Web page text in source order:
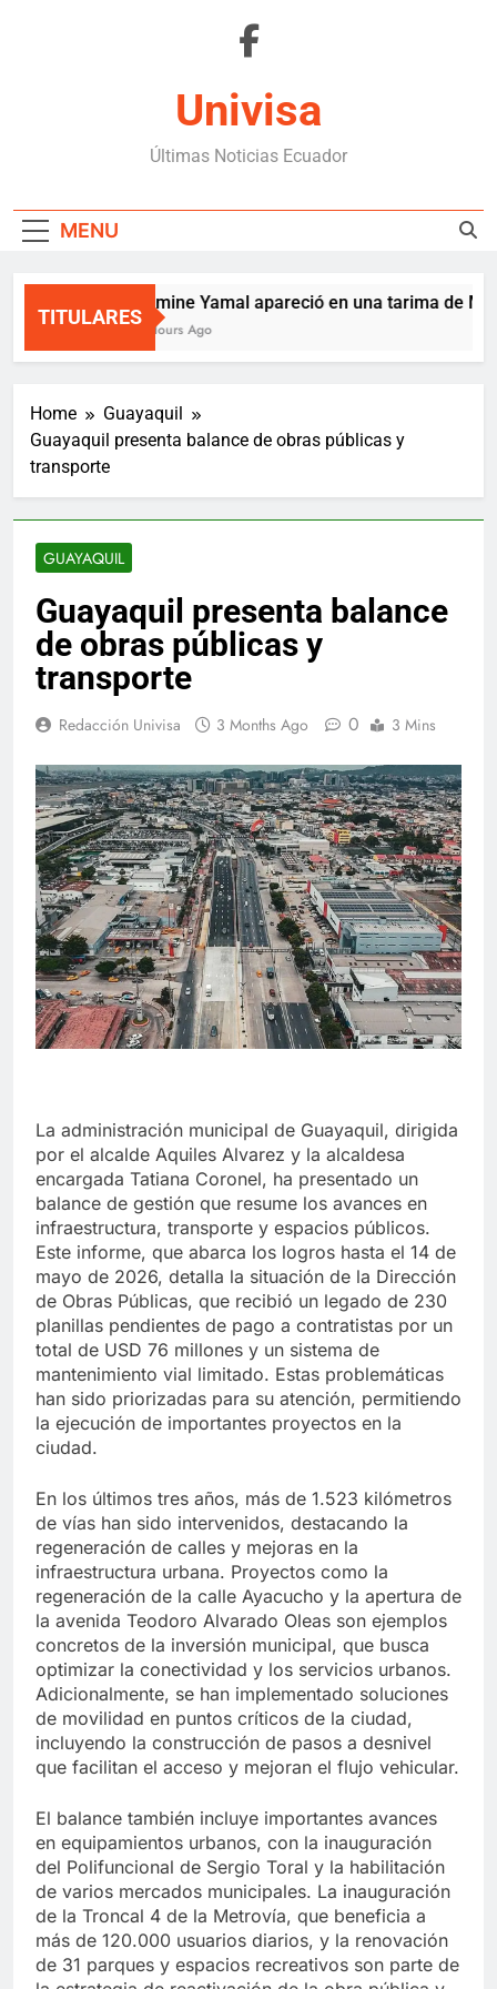
Univisa
Últimas Noticias Ecuador
MENU
TITULARES
Lamine Yamal apareció en una tarima de
9 Hours Ago
Home
Guayaquil
Guayaquil presenta balance de obras públicas y
transporte
GUAYAQUIL
Guayaquil presenta balance
de obras públicas y
transporte
Redacción Univisa 3 Months Ago 0 3 Mins
La administración municipal de Guayaquil, dirigida
por el alcalde Aquiles Alvarez y la alcaldesa
encargada Tatiana Coronel, ha presentado un
balance de gestión que resume los avances en
infraestructura, transporte y espacios públicos.
Este informe, que abarca los logros hasta el 14 de
mayo de 2026, detalla la situación de la Dirección
de Obras Públicas, que recibió un legado de 230
planillas pendientes de pago a contratistas por un
total de USD 76 millones y un sistema de
mantenimiento vial limitado. Estas problemáticas
han sido priorizadas para su atención, permitiendo
la ejecución de importantes proyectos en la
ciudad.
En los últimos tres años, más de 1.523 kilómetros
de vías han sido intervenidos, destacando la
regeneración de calles y mejoras en la
infraestructura urbana. Proyectos como la
regeneración de la calle Ayacucho y la apertura de
la avenida Teodoro Alvarado Oleas son ejemplos
concretos de la inversión municipal, que busca
optimizar la conectividad y los servicios urbanos.
Adicionalmente, se han implementado soluciones
de movilidad en puntos críticos de la ciudad,
incluyendo la construcción de pasos a desnivel
que facilitan el acceso y mejoran el flujo vehicular.
El balance también incluye importantes avances
en equipamientos urbanos, con la inauguración
del Polifuncional de Sergio Toral y la habilitación
de varios mercados municipales. La inauguración
de la Troncal 4 de la Metrovía, que beneficia a
más de 120.000 usuarios diarios, y la renovación
de 31 parques y espacios recreativos son parte de